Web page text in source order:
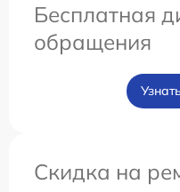
Бесплатная
обращения
Скидка на